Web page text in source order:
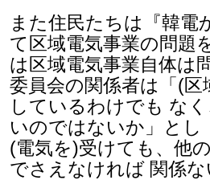
また住民たちは『韓電
て区域電気事業の問題
は区域電気事業自体は
委員会の関係者は「(
しているわけでも な
いのではないか」とし
(電気を)受けても、他
でさえなければ 関係